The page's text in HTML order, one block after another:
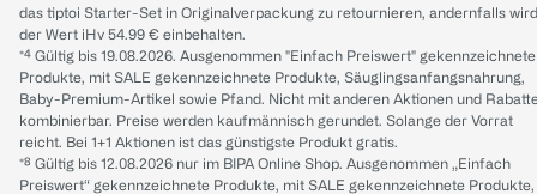
das tiptoi Starter-Set in Originalverpackung zu retournieren, andernfalls wird
der Wert iHv 54.99 € einbehalten.
*⁴ Gültig bis 19.08.2026. Ausgenommen "Einfach Preiswert" gekennzeichnete
Produkte, mit SALE gekennzeichnete Produkte, Säuglingsanfangsnahrung,
Baby-Premium-Artikel sowie Pfand. Nicht mit anderen Aktionen und
kombinierbar. Preise werden kaufmännisch gerundet. Solange der Vorrat
reicht. Bei 1+1 Aktionen ist das günstigste Produkt gratis.
*⁸ Gültig bis 12.08.2026 nur im BIPA Online Shop. Ausgenommen „Einfach
Preiswert“ gekennzeichnete Produkte, mit SALE gekennzeichnete Produkte,